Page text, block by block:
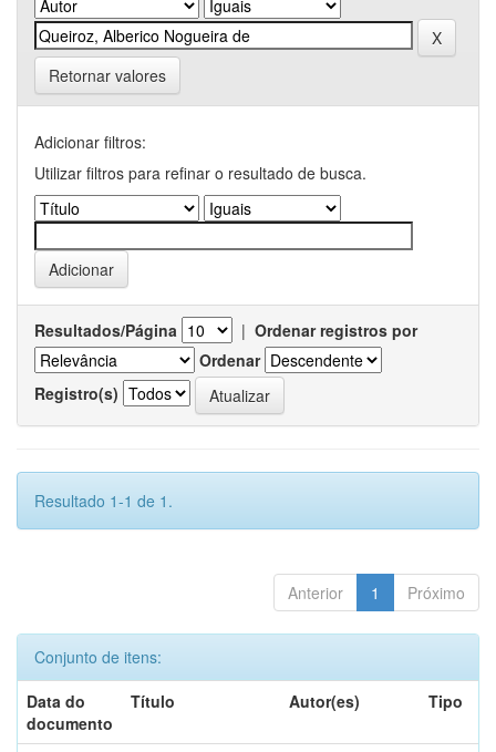
Retornar valores
Adicionar filtros:
Utilizar filtros para refinar o resultado de busca.
Resultados/Página | Ordenar registros por
Ordenar
Registro(s)
Resultado 1-1 de 1.
Anterior 1 Próximo
Conjunto de itens:
Data do
documento
Título Autor(es) Tipo